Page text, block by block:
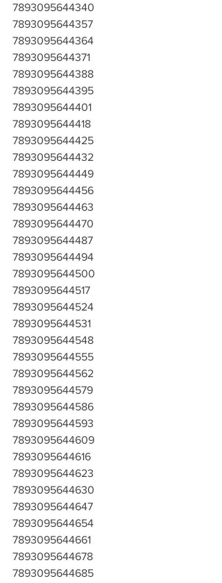
7893095644340
7893095644357
7893095644364
7893095644371
7893095644388
7893095644395
7893095644401
7893095644418
7893095644425
7893095644432
7893095644449
7893095644456
7893095644463
7893095644470
7893095644487
7893095644494
7893095644500
7893095644517
7893095644524
7893095644531
7893095644548
7893095644555
7893095644562
7893095644579
7893095644586
7893095644593
7893095644609
7893095644616
7893095644623
7893095644630
7893095644647
7893095644654
7893095644661
7893095644678
7893095644685